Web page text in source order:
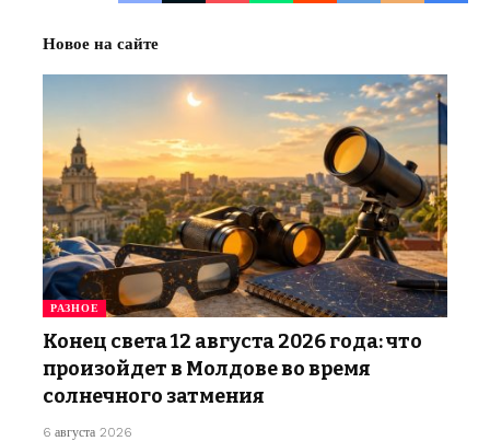
Новое на сайте
РАЗНОЕ
Конец света 12 августа 2026 года: что
произойдет в Молдове во время
солнечного затмения
6 августа 2026